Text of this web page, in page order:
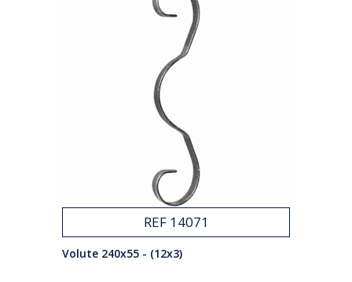
REF 14071
Volute 240x55 - (12x3)